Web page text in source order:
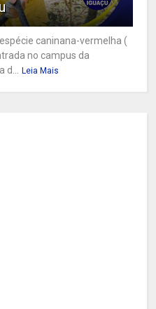
caninana-vermelha (
no campus da
d... Leia Mais